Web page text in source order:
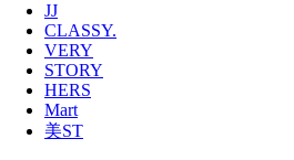
JJ
CLASSY.
VERY
STORY
HERS
Mart
美ST